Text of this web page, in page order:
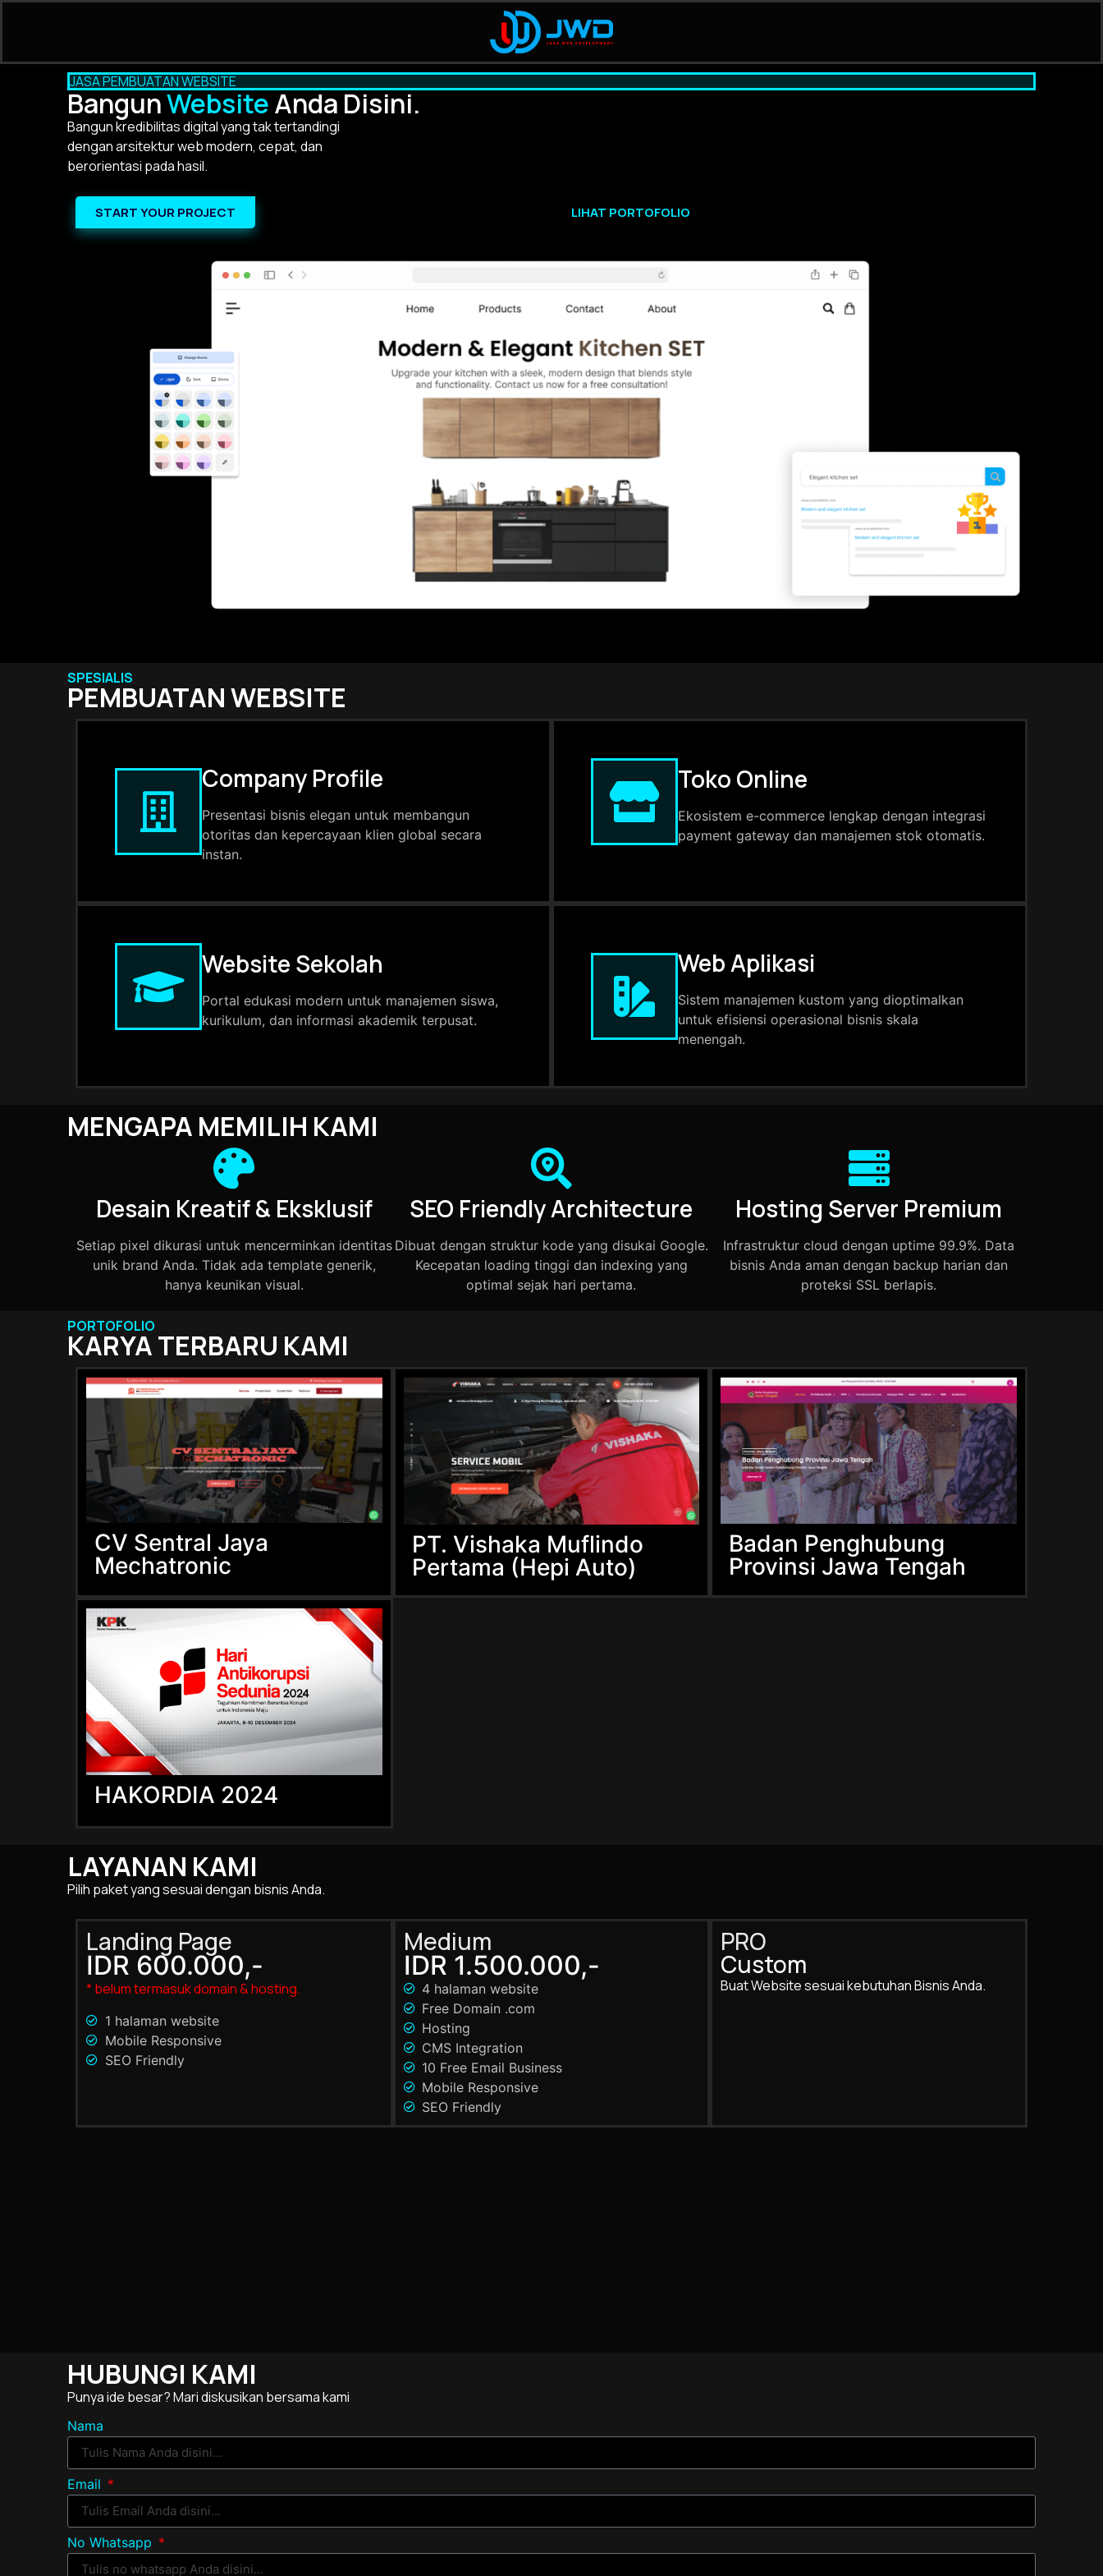
JASA PEMBUATAN WEBSITE
BangunWebsiteAnda Disini.
Bangun kredibilitas digital yang tak tertandingi
dengan arsitektur web modern, cepat, dan
berorientasi pada hasil.
START YOUR PROJECT LIHAT PORTOFOLIO
SPESIALIS
PEMBUATAN WEBSITE
Company Profile
Presentasi bisnis elegan untuk membangun
otoritas dan kepercayaan klien global secara
instan.
Toko Online
Ekosistem e-commerce lengkap dengan integrasi
payment gateway dan manajemen stok otomatis.
Website Sekolah
Portal edukasi modern untuk manajemen siswa,
kurikulum, dan informasi akademik terpusat.
Web Aplikasi
Sistem manajemen kustom yang dioptimalkan
untuk efisiensi operasional bisnis skala
menengah.
MENGAPA MEMILIH KAMI
Desain Kreatif & Eksklusif
Setiap pixel dikurasi untuk mencerminkan identitas
unik brand Anda. Tidak ada template generik,
hanya keunikan visual.
SEO Friendly Architecture
Dibuat dengan struktur kode yang disukai Google.
Kecepatan loading tinggi dan indexing yang
optimal sejak hari pertama.
Hosting Server Premium
Infrastruktur cloud dengan uptime 99.9%. Data
bisnis Anda aman dengan backup harian dan
proteksi SSL berlapis.
PORTOFOLIO
KARYA TERBARU KAMI
CV Sentral Jaya
Mechatronic
PT. Vishaka Muflindo
Pertama (Hepi Auto)
Badan Penghubung
Provinsi Jawa Tengah
HAKORDIA 2024
LAYANAN KAMI
Pilih paket yang sesuai dengan bisnis Anda.
Landing Page
IDR 600.000,-
* belum termasuk domain & hosting.
1 halaman website
Mobile Responsive
SEO Friendly
Medium
IDR 1.500.000,-
4 halaman website
Free Domain .com
Hosting
CMS Integration
10 Free Email Business
Mobile Responsive
SEO Friendly
PRO
Custom
Buat Website sesuai kebutuhan Bisnis Anda.
HUBUNGI KAMI
Punya ide besar? Mari diskusikan bersama kami
Nama
Email
No Whatsapp